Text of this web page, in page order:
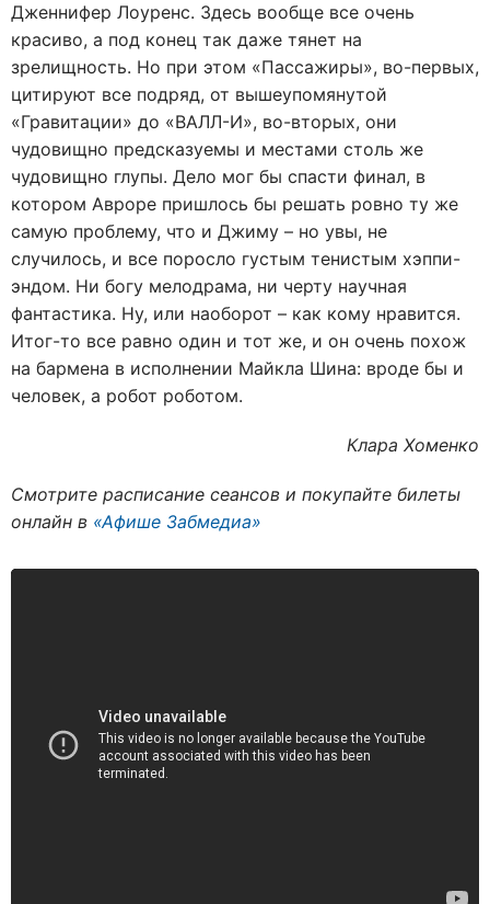
Дженнифер Лоуренс. Здесь вообще все очень
красиво, а под конец так даже тянет на
зрелищность. Но при этом «Пассажиры», во-первых,
цитируют все подряд, от вышеупомянутой
«Гравитации» до «ВАЛЛ-И», во-вторых, они
чудовищно предсказуемы и местами столь же
чудовищно глупы. Дело мог бы спасти финал, в
котором Авроре пришлось бы решать ровно ту же
самую проблему, что и Джиму – но увы, не
случилось, и все поросло густым тенистым хэппи-
эндом. Ни богу мелодрама, ни черту научная
фантастика. Ну, или наоборот – как кому нравится.
Итог-то все равно один и тот же, и он очень похож
на бармена в исполнении Майкла Шина: вроде бы и
человек, а робот роботом.
Клара Хоменко
Смотрите расписание сеансов и покупайте билеты
онлайн в «Афише Забмедиа»